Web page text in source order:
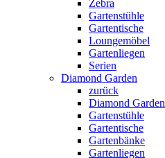
Zebra
Gartenstühle
Gartentische
Loungemöbel
Gartenliegen
Serien
Diamond Garden
zurück
Diamond Garden
Gartenstühle
Gartentische
Gartenbänke
Gartenliegen